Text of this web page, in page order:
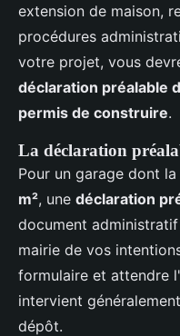
extension de maison,
procédures
votre projet, vous
déclaration préalable
permis de construire.
La déclaration
Pour un garage dont
m², une déclaration
document
mairie de vos
formulaire et attendre
intervient
dépôt.